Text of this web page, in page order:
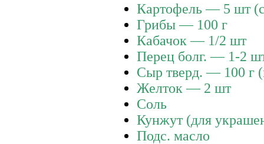
Картофель — 5 шт
Грибы — 100 г
Кабачок — 1/2 шт
Перец болг. — 1-2
Сыр тверд. — 100 г
Желток — 2 шт
Соль
Кунжут (для
Подс. масло